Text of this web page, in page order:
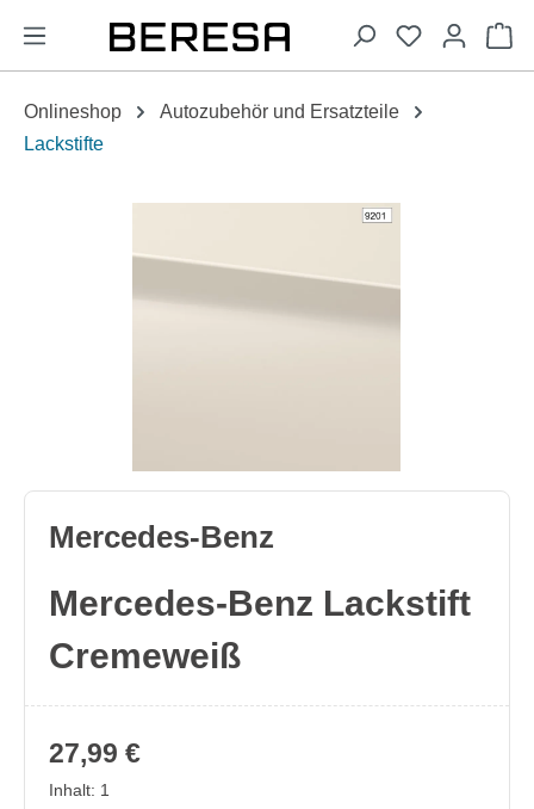
springen
Onlineshop
Autozubehör und Ersatzteile
Lackstifte
Mercedes-Benz
Mercedes-Benz Lackstift
Cremeweiß
27,99 €
Inhalt: 1